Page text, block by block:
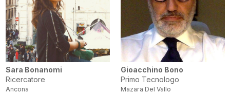
Sara Bonanomi
Ricercatore
Ancona
Gioacchino Bono
Primo Tecnologo
Mazara Del Vallo